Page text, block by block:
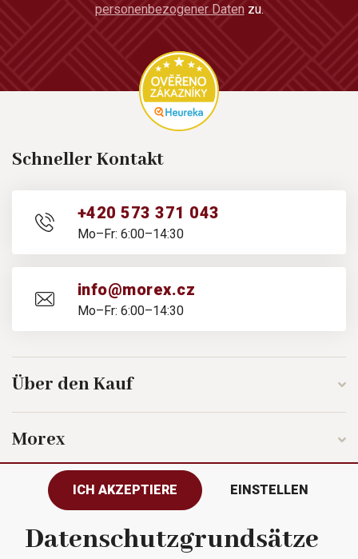
personenbezogener Daten zu.
Schneller Kontakt
+420 573 371 043
Mo–Fr: 6:00–14:30
info@morex.cz
Mo–Fr: 6:00–14:30
Über den Kauf
Morex
Folgen Sie uns
ICH AKZEPTIERE EINSTELLEN
Datenschutzgrundsätze